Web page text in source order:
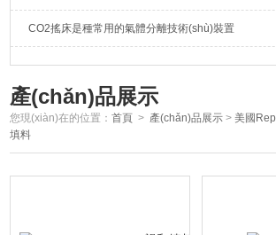
CO2搖床是種常用的氣體分離技術(shù)裝置
產(chǎn)品展示
您現(xiàn)在的位置：首頁 > 產(chǎn)品展示 >美國
填料